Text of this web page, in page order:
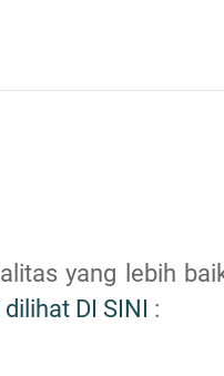
yang lebih
DI SINI :